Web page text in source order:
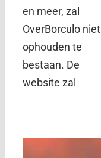
en meer, zal
OverBorculo niet
ophouden te
bestaan. De
website zal